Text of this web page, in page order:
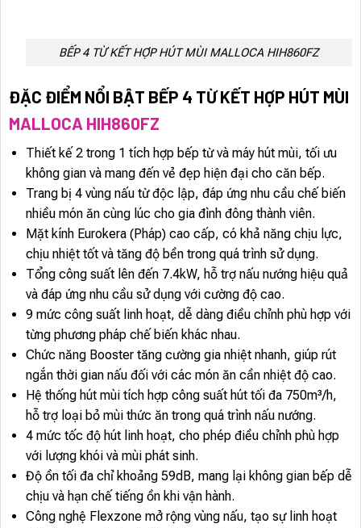
BẾP 4 TỪ KẾT HỢP HÚT MÙI MALLOCA HIH860FZ
ĐẶC ĐIỂM NỔI BẬT BẾP 4 TỪ KẾT HỢP HÚT MÙI
MALLOCA HIH860FZ
Thiết kế 2 trong 1 tích hợp bếp từ và máy hút mùi, tối ưu
không gian và mang đến vẻ đẹp hiện đại cho căn bếp.
Trang bị 4 vùng nấu từ độc lập, đáp ứng nhu cầu chế biến
nhiều món ăn cùng lúc cho gia đình đông thành viên.
Mặt kính Eurokera (Pháp) cao cấp, có khả năng chịu lực,
chịu nhiệt tốt và tăng độ bền trong quá trình sử dụng.
Tổng công suất lên đến 7.4kW, hỗ trợ nấu nướng hiệu quả
và đáp ứng nhu cầu sử dụng với cường độ cao.
9 mức công suất linh hoạt, dễ dàng điều chỉnh phù hợp với
từng phương pháp chế biến khác nhau.
Chức năng Booster tăng cường gia nhiệt nhanh, giúp rút
ngắn thời gian nấu đối với các món ăn cần nhiệt độ cao.
Hệ thống hút mùi tích hợp công suất hút tối đa 750m³/h,
hỗ trợ loại bỏ mùi thức ăn trong quá trình nấu nướng.
4 mức tốc độ hút linh hoạt, cho phép điều chỉnh phù hợp
với lượng khói và mùi phát sinh.
Độ ồn tối đa chỉ khoảng 59dB, mang lại không gian bếp dễ
chịu và hạn chế tiếng ồn khi vận hành.
Công nghệ Flexzone mở rộng vùng nấu, tạo sự linh hoạt